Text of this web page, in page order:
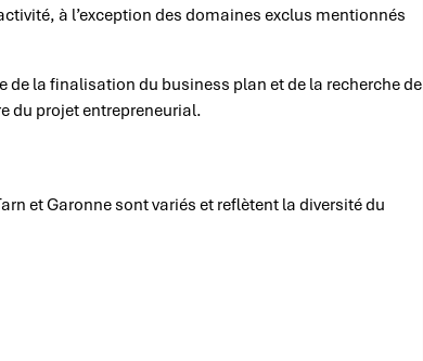
à l’exception des domaines exclus mentionnés
de la finalisation du business plan et de la recherche de
du projet entrepreneurial.
et Garonne sont variés et reflètent la diversité du